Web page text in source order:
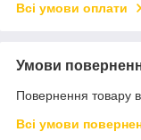
Всі умови оплати
Умови
Повернення товару
Всі умови